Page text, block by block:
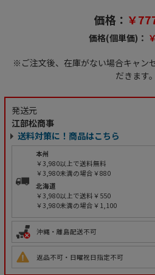
価格： ￥
価格(個単価)：
※ご注文後、在庫がない場合キャン
だきます。
発送元
江部松商事
送料対策に！商品はこちら
本州
￥3,980以上で送料無料
￥3,980未満の場合￥880
北海道
￥3,980以上で送料￥550
￥3,980未満の場合￥1,100
沖縄・離島配送不可
返品不可・日曜祝日指定不可